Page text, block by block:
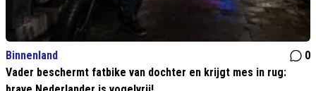
Binnenland
0
Vader beschermt fatbike van dochter en krijgt mes in rug: